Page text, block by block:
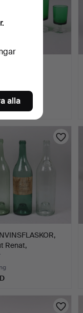
Renat,
alla